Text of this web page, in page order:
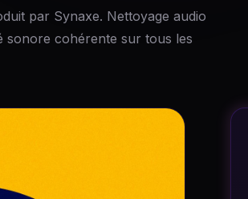
par Synaxe. Nettoyage audio
sonore cohérente sur tous les